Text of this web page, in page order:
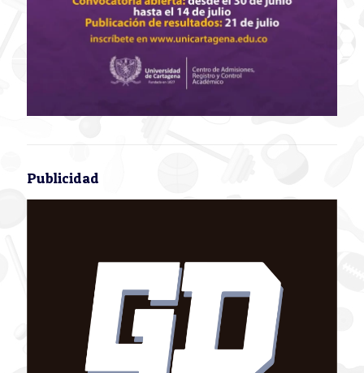
Publicidad